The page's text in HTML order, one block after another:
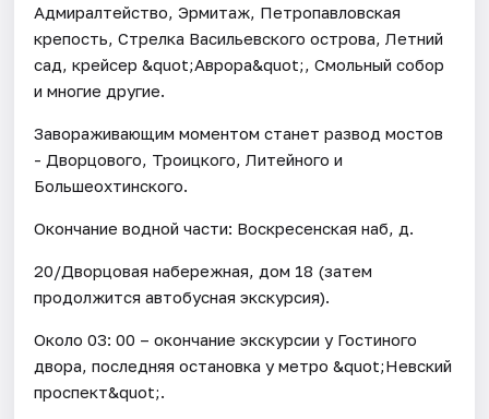
Адмиралтейство, Эрмитаж, Петропавловская
крепость, Стрелка Васильевского острова, Летний
сад, крейсер &quot;Аврора&quot;, Смольный собор
и многие другие.
Завораживающим моментом станет развод мостов
- Дворцового, Троицкого, Литейного и
Большеохтинского.
Окончание водной части: Воскресенская наб, д.
20/Дворцовая набережная, дом 18 (затем
продолжится автобусная экскурсия).
Около 03: 00 – окончание экскурсии у Гостиного
двора, последняя остановка у метро &quot;Невский
проспект&quot;.